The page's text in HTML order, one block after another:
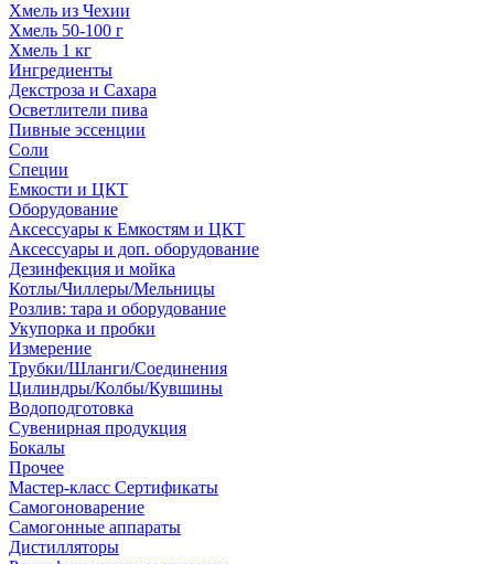
Хмель из Чехии
Хмель 50-100 г
Хмель 1 кг
Ингредиенты
Декстроза и Сахара
Осветлители пива
Пивные эссенции
Соли
Специи
Емкости и ЦКТ
Оборудование
Аксессуары к Емкостям и ЦКТ
Аксессуары и доп. оборудование
Дезинфекция и мойка
Котлы/Чиллеры/Мельницы
Розлив: тара и оборудование
Укупорка и пробки
Измерение
Трубки/Шланги/Соединения
Цилиндры/Колбы/Кувшины
Водоподготовка
Сувенирная продукция
Бокалы
Прочее
Мастер-класс Сертификаты
Самогоноварение
Самогонные аппараты
Дистилляторы